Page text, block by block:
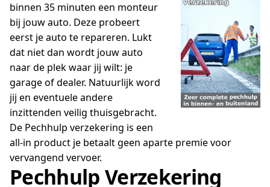
binnen 35 minuten een monteur
bij jouw auto. Deze probeert
eerst je auto te repareren. Lukt
dat niet dan wordt jouw auto
naar de plek waar jij wilt: je
garage of dealer. Natuurlijk word
jij en eventuele andere
inzittenden veilig thuisgebracht.
De Pechhulp verzekering is een
all-in product je betaalt geen aparte premie voor
vervangend vervoer.
Pechhulp Verzekering